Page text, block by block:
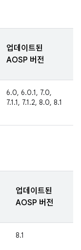
업데이트된
AOSP 버전
6.0, 6.0.1, 7.0,
7.1.1, 7.1.2, 8.0, 8.1
업데이트된
AOSP 버전
8.1